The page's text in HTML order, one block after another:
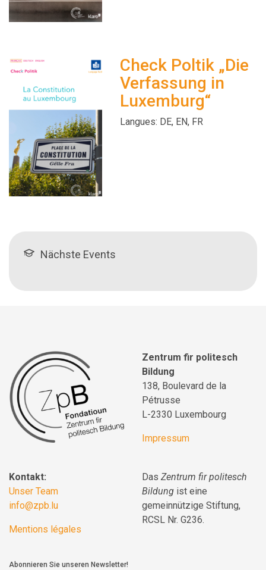
Check Poltik „Die
Verfassung in
Luxemburg“
Langues: DE, EN, FR
Nächste Events
Zentrum fir politesch
Bildung
138, Boulevard de la
Pétrusse
L-2330 Luxembourg
Impressum
Kontakt:
Unser Team
info@zpb.lu
Mentions légales
Das Zentrum fir politesch
Bildung ist eine
gemeinnützige Stiftung,
RCSL Nr. G236.
Abonnieren Sie unseren Newsletter!